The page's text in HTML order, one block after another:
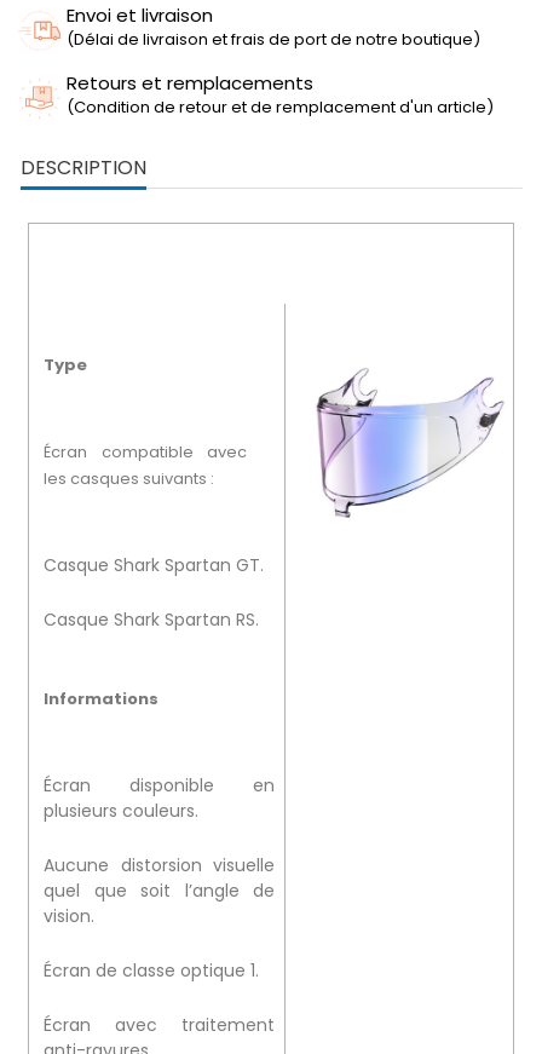
Envoi et livraison
(Délai de livraison et frais de port de notre boutique)
Retours et remplacements
(Condition de retour et de remplacement d'un article)
DESCRIPTION
Type
Écran compatible avec
les casques suivants :
Casque Shark Spartan GT.
Casque Shark Spartan RS.
Informations
Écran disponible en
plusieurs couleurs.
Aucune distorsion visuelle
quel que soit l’angle de
vision.
Écran de classe optique 1.
Écran avec traitement